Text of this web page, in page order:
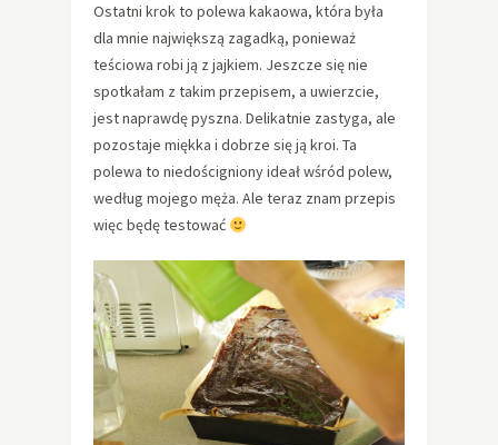
Ostatni krok to polewa kakaowa, która była
dla mnie największą zagadką, ponieważ
teściowa robi ją z jajkiem. Jeszcze się nie
spotkałam z takim przepisem, a uwierzcie,
jest naprawdę pyszna. Delikatnie zastyga, ale
pozostaje miękka i dobrze się ją kroi. Ta
polewa to niedościgniony ideał wśród polew,
według mojego męża. Ale teraz znam przepis
więc będę testować